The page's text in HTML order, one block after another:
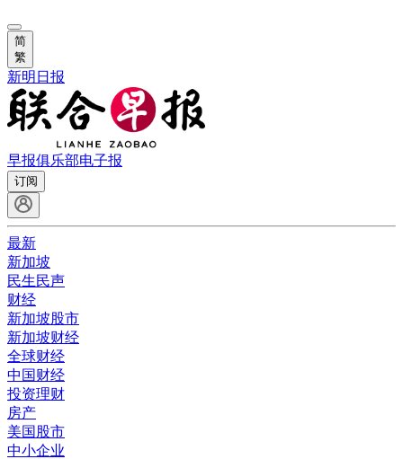
简
繁
新明日报
早报俱乐部电子报
订阅
最新
新加坡
民生民声
财经
新加坡股市
新加坡财经
全球财经
中国财经
投资理财
房产
美国股市
中小企业